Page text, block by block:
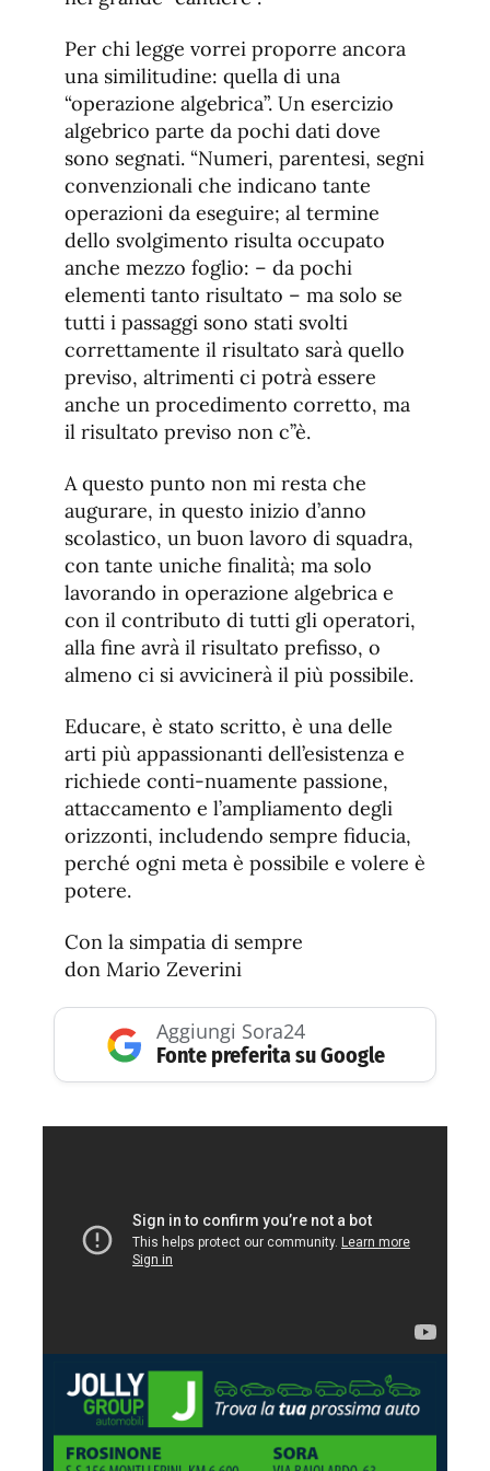
Per chi legge vorrei proporre ancora
una similitudine: quella di una
“operazione algebrica”. Un esercizio
algebrico parte da pochi dati dove
sono segnati. “Numeri, parentesi, segni
convenzionali che indicano tante
operazioni da eseguire; al termine
dello svolgimento risulta occupato
anche mezzo foglio: – da pochi
elementi tanto risultato – ma solo se
tutti i passaggi sono stati svolti
correttamente il risultato sarà quello
previso, altrimenti ci potrà essere
anche un procedimento corretto, ma
il risultato previso non c’’è.
A questo punto non mi resta che
augurare, in questo inizio d’anno
scolastico, un buon lavoro di squadra,
con tante uniche finalità; ma solo
lavorando in operazione algebrica e
con il contributo di tutti gli operatori,
alla fine avrà il risultato prefisso, o
almeno ci si avvicinerà il più possibile.
Educare, è stato scritto, è una delle
arti più appassionanti dell’esistenza e
richiede conti-nuamente passione,
attaccamento e l’ampliamento degli
orizzonti, includendo sempre fiducia,
perché ogni meta è possibile e volere è
potere.
Con la simpatia di sempre
don Mario Zeverini
Aggiungi Sora24
Fonte preferita su Google